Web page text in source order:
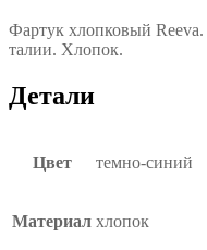
Фартук хлопковый
талии. Хлопок.
Детали
Цвет темно-синий
Материал хлопок